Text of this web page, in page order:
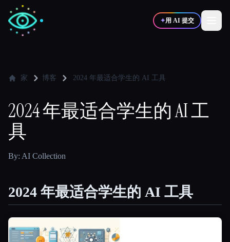
✦用 AI 提交
✍️ 写作者 🎨 设计师
💻开发者 📈营销
比较工具
家 博客 2024 年最适合学生的 AI 工具
2024 年最适合学生的 AI 工
具
By: AI Collection
2024 年最适合学生的 AI 工具